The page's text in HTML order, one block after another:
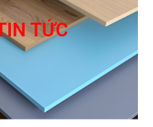
TỨC